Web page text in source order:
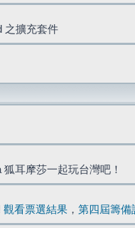
之擴充套件
耳摩莎一起玩台灣吧！
觀看票選結果 ， 第四屆籌備